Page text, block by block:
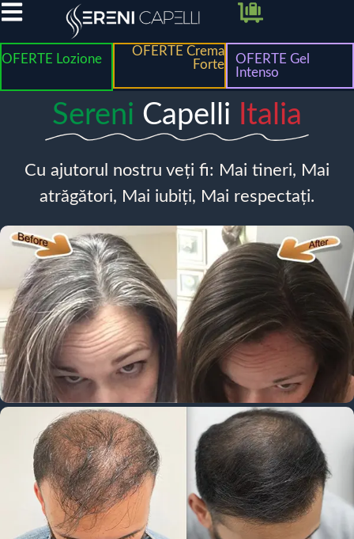
OFERTE Lozione
OFERTE Crema
Forte
OFERTE Gel
Intenso
Sereni Capelli Italia
Cu ajutorul nostru veți fi: Mai tineri, Mai
atrăgători, Mai iubiți, Mai respectați.